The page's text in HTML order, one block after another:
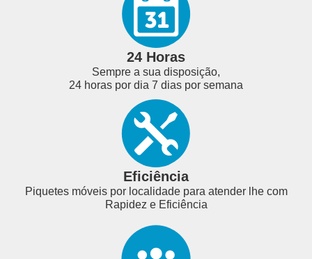
24 Horas
Sempre a sua disposição,
24 horas por dia 7 dias por semana
Eficiência
Piquetes móveis por localidade para atender lhe com
Rapidez e Eficiência